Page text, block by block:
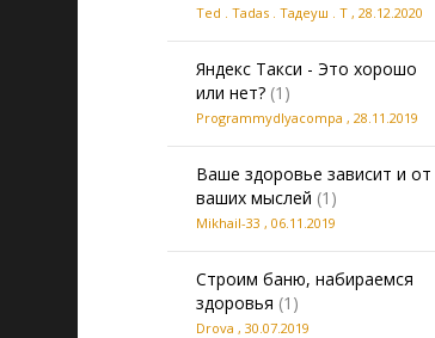
Ted . Tadas . Тадеуш . Т , 28.12.2020
Яндекс Такси - Это хорошо
или нет? (1)
Programmydlyacompa , 28.11.2019
Ваше здоровье зависит и от
ваших мыслей (1)
Mikhail-33 , 06.11.2019
Строим баню, набираемся
здоровья (1)
Drova , 30.07.2019